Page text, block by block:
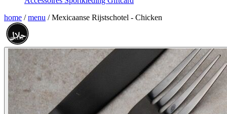
home / menu / Mexicaanse Rijstschotel - Chicken
حلال
HALAL